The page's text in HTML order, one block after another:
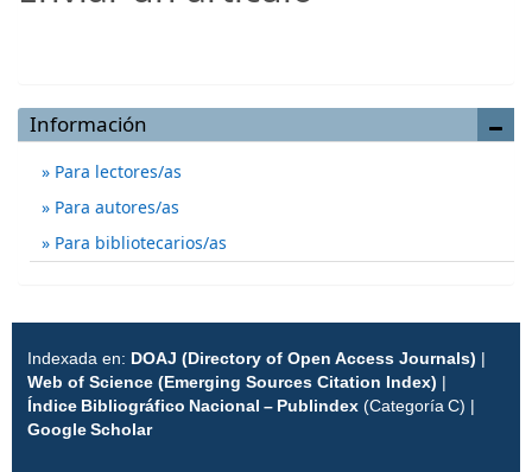
Información
Para lectores/as
Para autores/as
Para bibliotecarios/as
Indexada en: DOAJ (Directory of Open Access Journals) |
Web of Science (Emerging Sources Citation Index) |
Índice Bibliográfico Nacional – Publindex (Categoría C) |
Google Scholar